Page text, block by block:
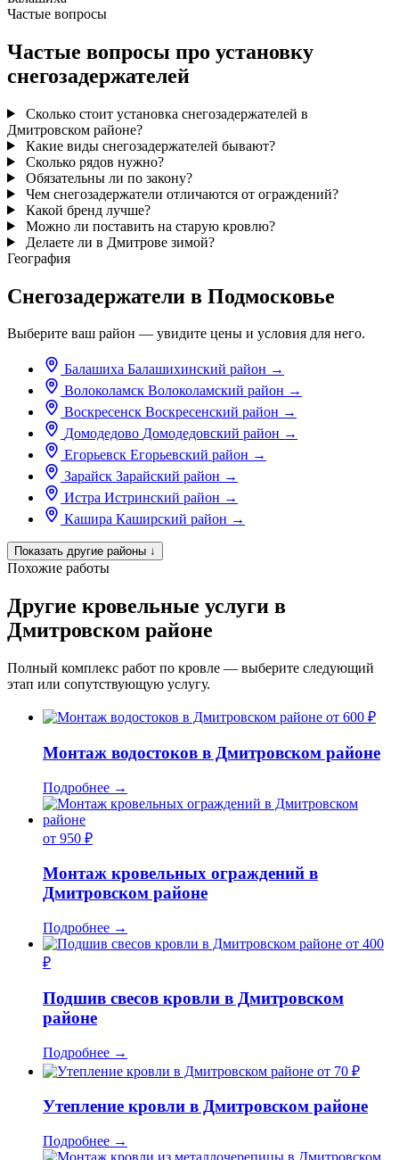
Частые вопросы
Частые вопросы про установку
снегозадержателей
Сколько стоит установка снегозадержателей в
Дмитровском районе?
Какие виды снегозадержателей бывают?
Сколько рядов нужно?
Обязательны ли по закону?
Чем снегозадержатели отличаются от ограждений?
Какой бренд лучше?
Можно ли поставить на старую кровлю?
Делаете ли в Дмитрове зимой?
География
Снегозадержатели в Подмосковье
Выберите ваш район — увидите цены и условия для него.
Балашиха Балашихинский район →
Волоколамск Волоколамский район →
Воскресенск Воскресенский район →
Домодедово Домодедовский район →
Егорьевск Егорьевский район →
Зарайск Зарайский район →
Истра Истринский район →
Кашира Каширский район →
Показать другие районы ↓
Похожие работы
Другие кровельные услуги в
Дмитровском районе
Полный комплекс работ по кровле — выберите следующий
этап или сопутствующую услугу.
от 600 ₽
Монтаж водостоков в Дмитровском районе
Подробнее →
от 950 ₽
Монтаж кровельных ограждений в
Дмитровском районе
Подробнее →
от 400
₽
Подшив свесов кровли в Дмитровском
районе
Подробнее →
от 70 ₽
Утепление кровли в Дмитровском районе
Подробнее →